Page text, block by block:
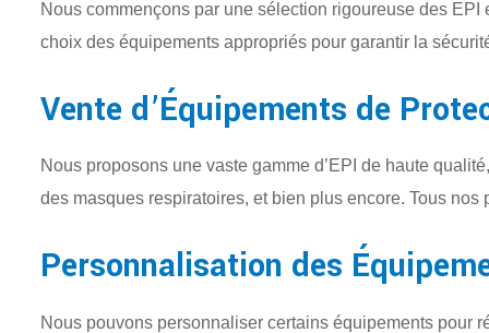
Nous commençons par une sélection rigoureuse des
choix des équipements appropriés pour garantir la
Vente d’Équipements de
Nous proposons une vaste gamme d’EPI de haute
des masques respiratoires, et bien plus encore. Tous
Personnalisation des
Nous pouvons personnaliser certains équipements pour